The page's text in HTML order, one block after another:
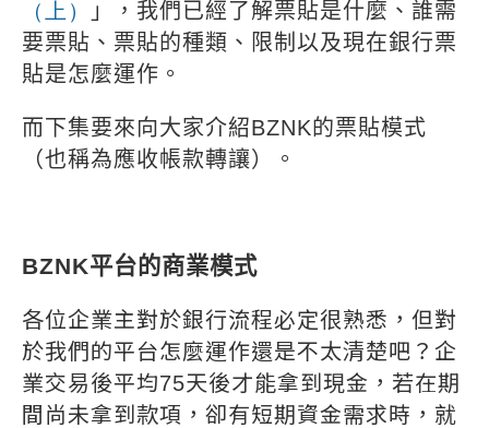
（上）
」，我們已經了解票貼是什麼、誰需
要票貼、票貼的種類、限制以及現在銀行票
貼是怎麼運作。
而下集要來向大家介紹BZNK的票貼模式
（也稱為應收帳款轉讓）。
BZNK平台的商業模式
各位企業主對於銀行流程必定很熟悉，但對
於我們的平台怎麼運作還是不太清楚吧？企
業交易後平均75天後才能拿到現金，若在期
間尚未拿到款項，卻有短期資金需求時，就